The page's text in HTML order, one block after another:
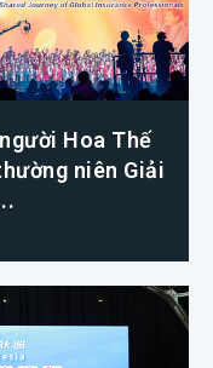
Hoa Thế
niên Giải